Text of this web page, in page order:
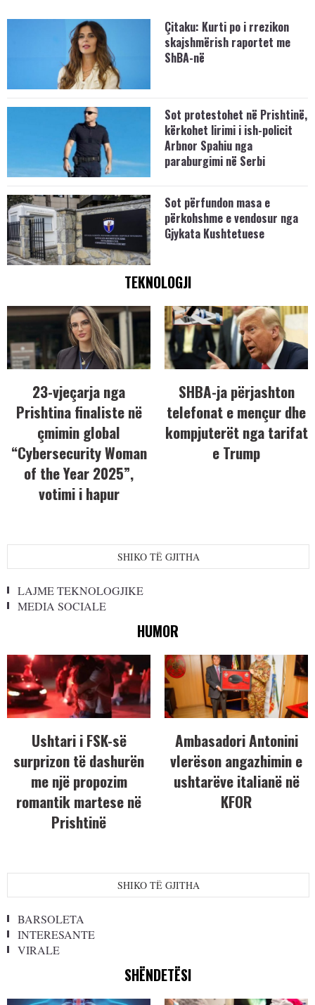
Çitaku: Kurti po i rrezikon
skajshmërish raportet me
ShBA-në
Sot protestohet në Prishtinë,
kërkohet lirimi i ish-policit
Arbnor Spahiu nga
paraburgimi në Serbi
Sot përfundon masa e
përkohshme e vendosur nga
Gjykata Kushtetuese
TEKNOLOGJI
23-vjeçarja nga
Prishtina finaliste në
çmimin global
“Cybersecurity Woman
of the Year 2025”,
votimi i hapur
SHBA-ja përjashton
telefonat e mençur dhe
kompjuterët nga tarifat
e Trump
SHIKO TË GJITHA
LAJME TEKNOLOGJIKE
MEDIA SOCIALE
HUMOR
Ushtari i FSK-së
surprizon të dashurën
me një propozim
romantik martese në
Prishtinë
Ambasadori Antonini
vlerëson angazhimin e
ushtarëve italianë në
KFOR
SHIKO TË GJITHA
BARSOLETA
INTERESANTE
VIRALE
SHËNDETËSI